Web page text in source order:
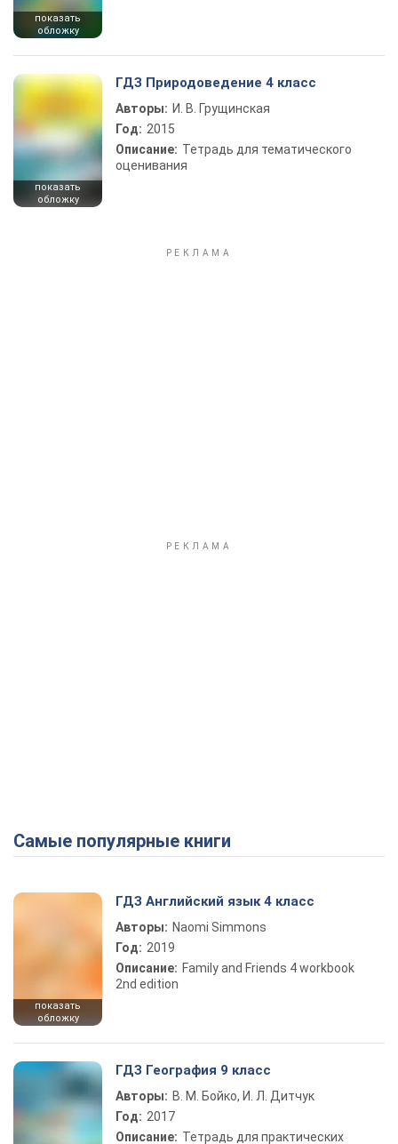
показать
обложку
показать
обложку
ГДЗ Природоведение 4 класс
Авторы: И. В. Грущинская
Год: 2015
Описание: Тетрадь для тематического
оценивания
Самые популярные книги
показать
обложку
ГДЗ Английский язык 4 класс
Авторы: Naomi Simmons
Год: 2019
Описание: Family and Friends 4 workbook
2nd edition
ГДЗ География 9 класс
Авторы: В. М. Бойко, И. Л. Дитчук
Год: 2017
Описание: Тетрадь для практических